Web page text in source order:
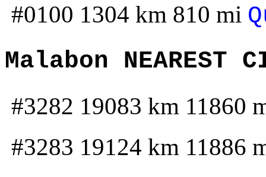
#0100 1304 km 810 mi
Malabon NEAREST
#3282 19083 km 11860
#3283 19124 km 11886